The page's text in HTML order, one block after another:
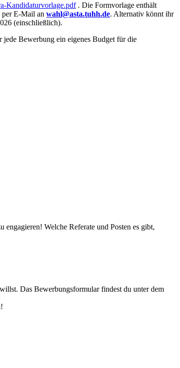
Kandidaturvorlage.pdf. Die Formvorlage enthält
per E-Mail an wahl@asta.tuhh.de. Alternativ könnt ihr
(einschließlich).
Bewerbung ein eigenes Budget für die
Welche Referate und Posten es gibt,
Das Bewerbungsformular findest du unter dem